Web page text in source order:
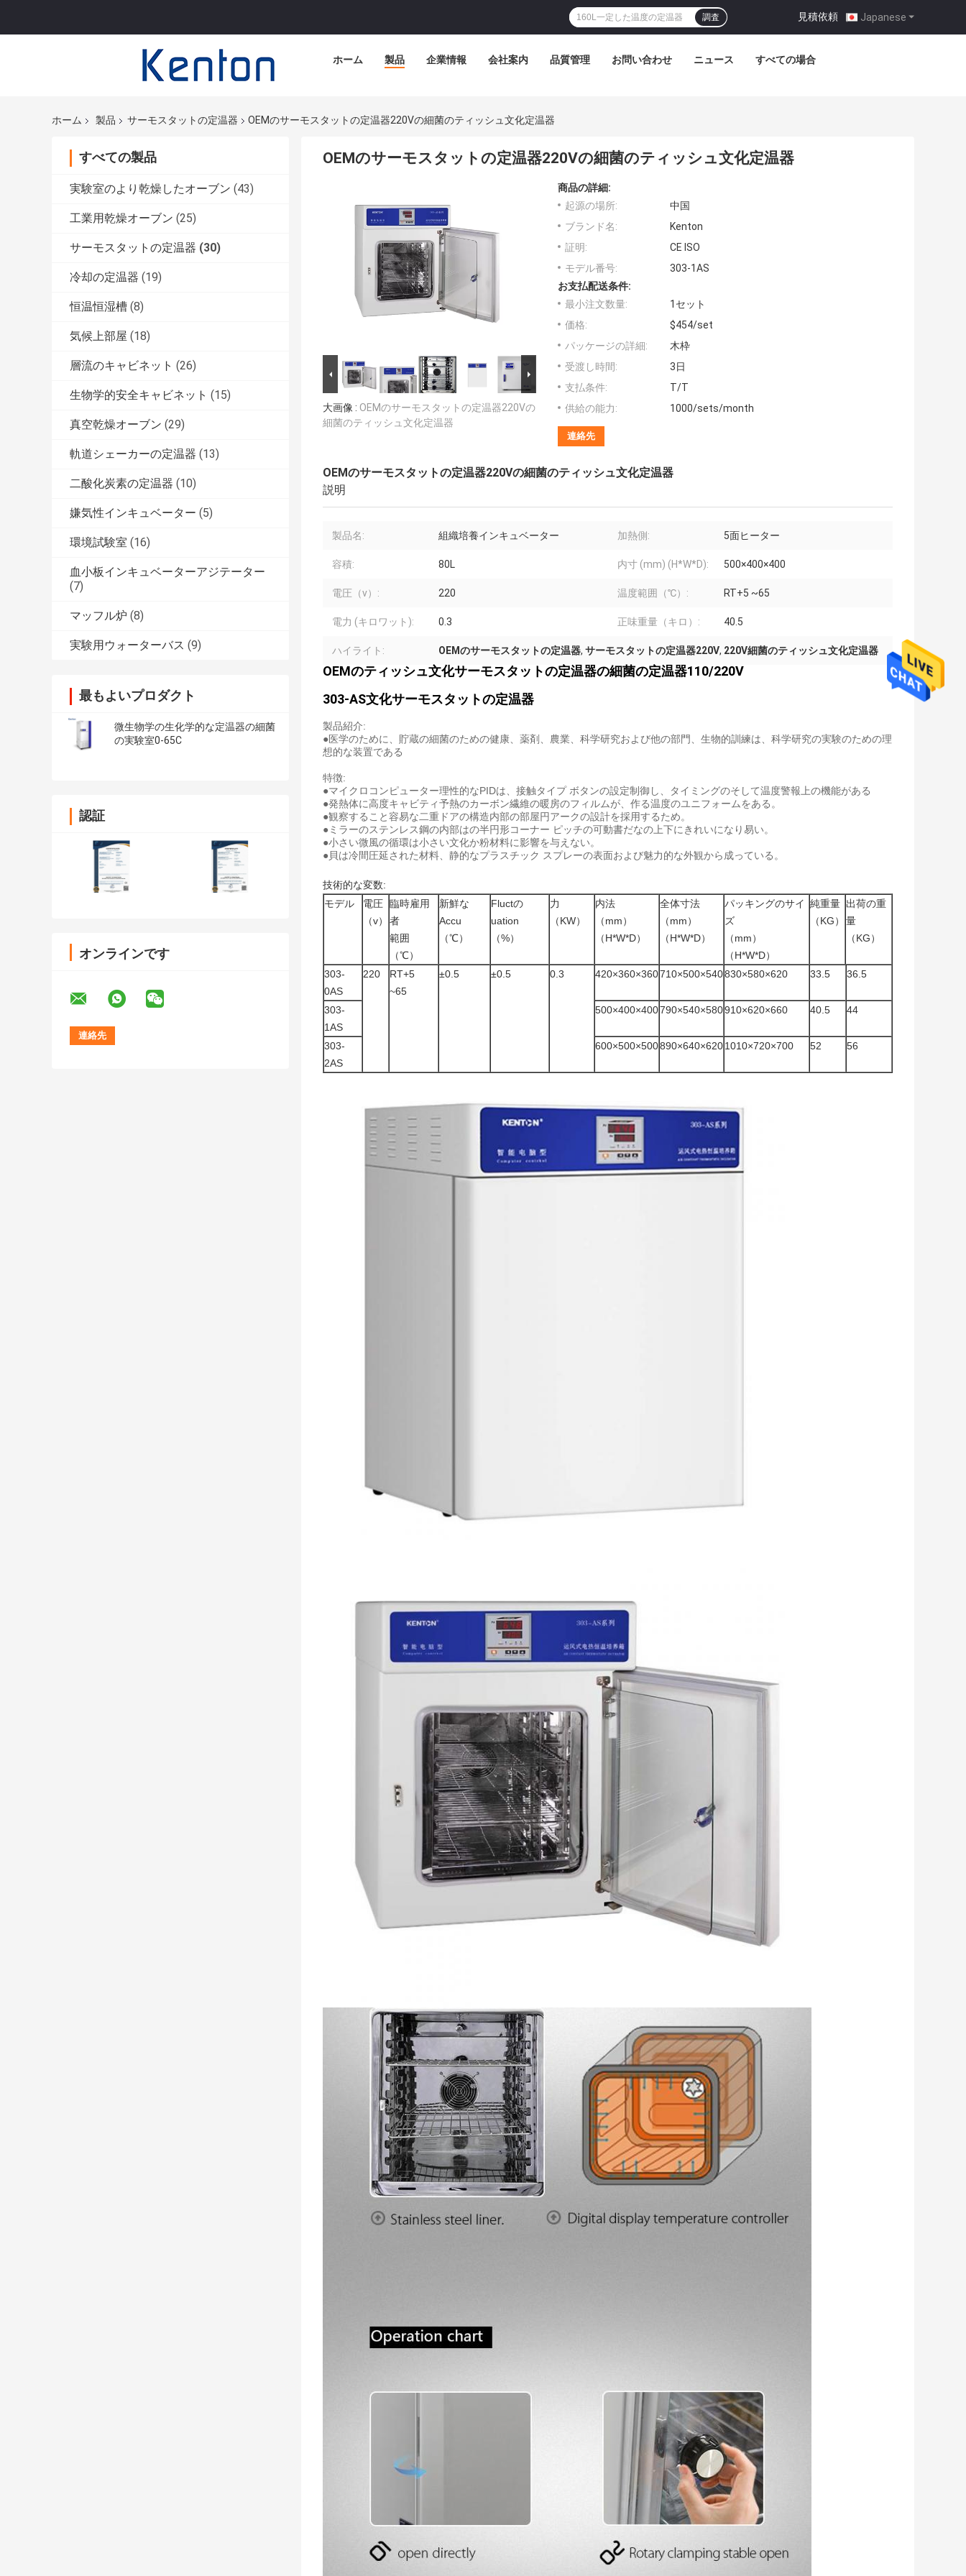
Japanese
見積依頼 |
調査
ホーム 製品 企業情報 会社案内 品質管理 お問い合わせ ニュース すべての場合
ホーム 製品 サーモスタットの定温器 OEMのサーモスタットの定温器220Vの細菌のティッシュ文化定温器
すべての製品
実験室のより乾燥したオーブン (43)
工業用乾燥オーブン (25)
サーモスタットの定温器 (30)
冷却の定温器 (19)
恒温恒湿槽 (8)
気候上部屋 (18)
層流のキャビネット (26)
生物学的安全キャビネット (15)
真空乾燥オーブン (29)
軌道シェーカーの定温器 (13)
二酸化炭素の定温器 (10)
嫌気性インキュベーター (5)
環境試験室 (16)
血小板インキュベーターアジテーター
(7)
マッフル炉 (8)
実験用ウォーターバス (9)
最もよいプロダクト
微生物学の生化学的な定温器の細菌
の実験室0-65C
認証
オンラインです
OEMのサーモスタットの定温器220Vの細菌のティッシュ文化定温器
大画像 : OEMのサーモスタットの定温器220Vの
細菌のティッシュ文化定温器
商品の詳細:
起源の場所:
中国
ブランド名:
Kenton
証明:
CE ISO
モデル番号:
303-1AS
お支払配送条件:
最小注文数量:
1セット
価格:
$454/set
パッケージの詳細:
木枠
受渡し時間:
3日
支払条件:
T/T
供給の能力:
1000/sets/month
連絡先
OEMのサーモスタットの定温器220Vの細菌のティッシュ文化定温器
説明
製品名: 組織培養インキュベーター 加熱側: 5面ヒーター
容積: 80L 内寸 (mm) (H*W*D): 500×400×400
電圧（v）: 220 温度範囲（℃）: RT+5 ~65
電力 (キロワット): 0.3 正味重量（キロ）: 40.5
ハイライト: OEMのサーモスタットの定温器, サーモスタットの定温器220V, 220V細菌のティッシュ文化定温器
OEMのティッシュ文化サーモスタットの定温器の細菌の定温器110/220V
303-AS文化サーモスタットの定温器
製品紹介:
●医学のために、貯蔵の細菌のための健康、薬剤、農業、科学研究および他の部門、生物的訓練は、科学研究の実験のための理
想的な装置である
特徴:
●マイクロコンピューター理性的なPIDは、接触タイプ ボタンの設定制御し、タイミングのそして温度警報上の機能がある
●発熱体に高度キャビティ予熱のカーボン繊維の暖房のフィルムが、作る温度のユニフォームをある。
●観察すること容易な二重ドアの構造内部の部屋円アークの設計を採用するため。
●ミラーのステンレス鋼の内部はの半円形コーナー ピッチの可動書だなの上下にきれいになり易い。
●小さい微風の循環は小さい文化か粉材料に影響を与えない。
●貝は冷間圧延された材料、静的なプラスチック スプレーの表面および魅力的な外観から成っている。
技術的な変数:
モデル
電圧
（v）
臨時雇用
者
範囲
（℃）
新鮮な
Accu
（℃）
Fluctの
uation
（%）
力
（KW）
内法
（mm）
（H*W*D）
全体寸法
（mm）
（H*W*D）
パッキングのサイ
ズ
（mm）
（H*W*D）
純重量
（KG）
出荷の重
量
（KG）
303-
0AS
220
RT+5
~65
±0.5 ±0.5 0.3 420×360×360710×500×540830×580×620 33.5 36.5
303-
1AS
500×400×400790×540×580910×620×660 40.5 44
303-
2AS
600×500×500890×640×6201010×720×700 52 56